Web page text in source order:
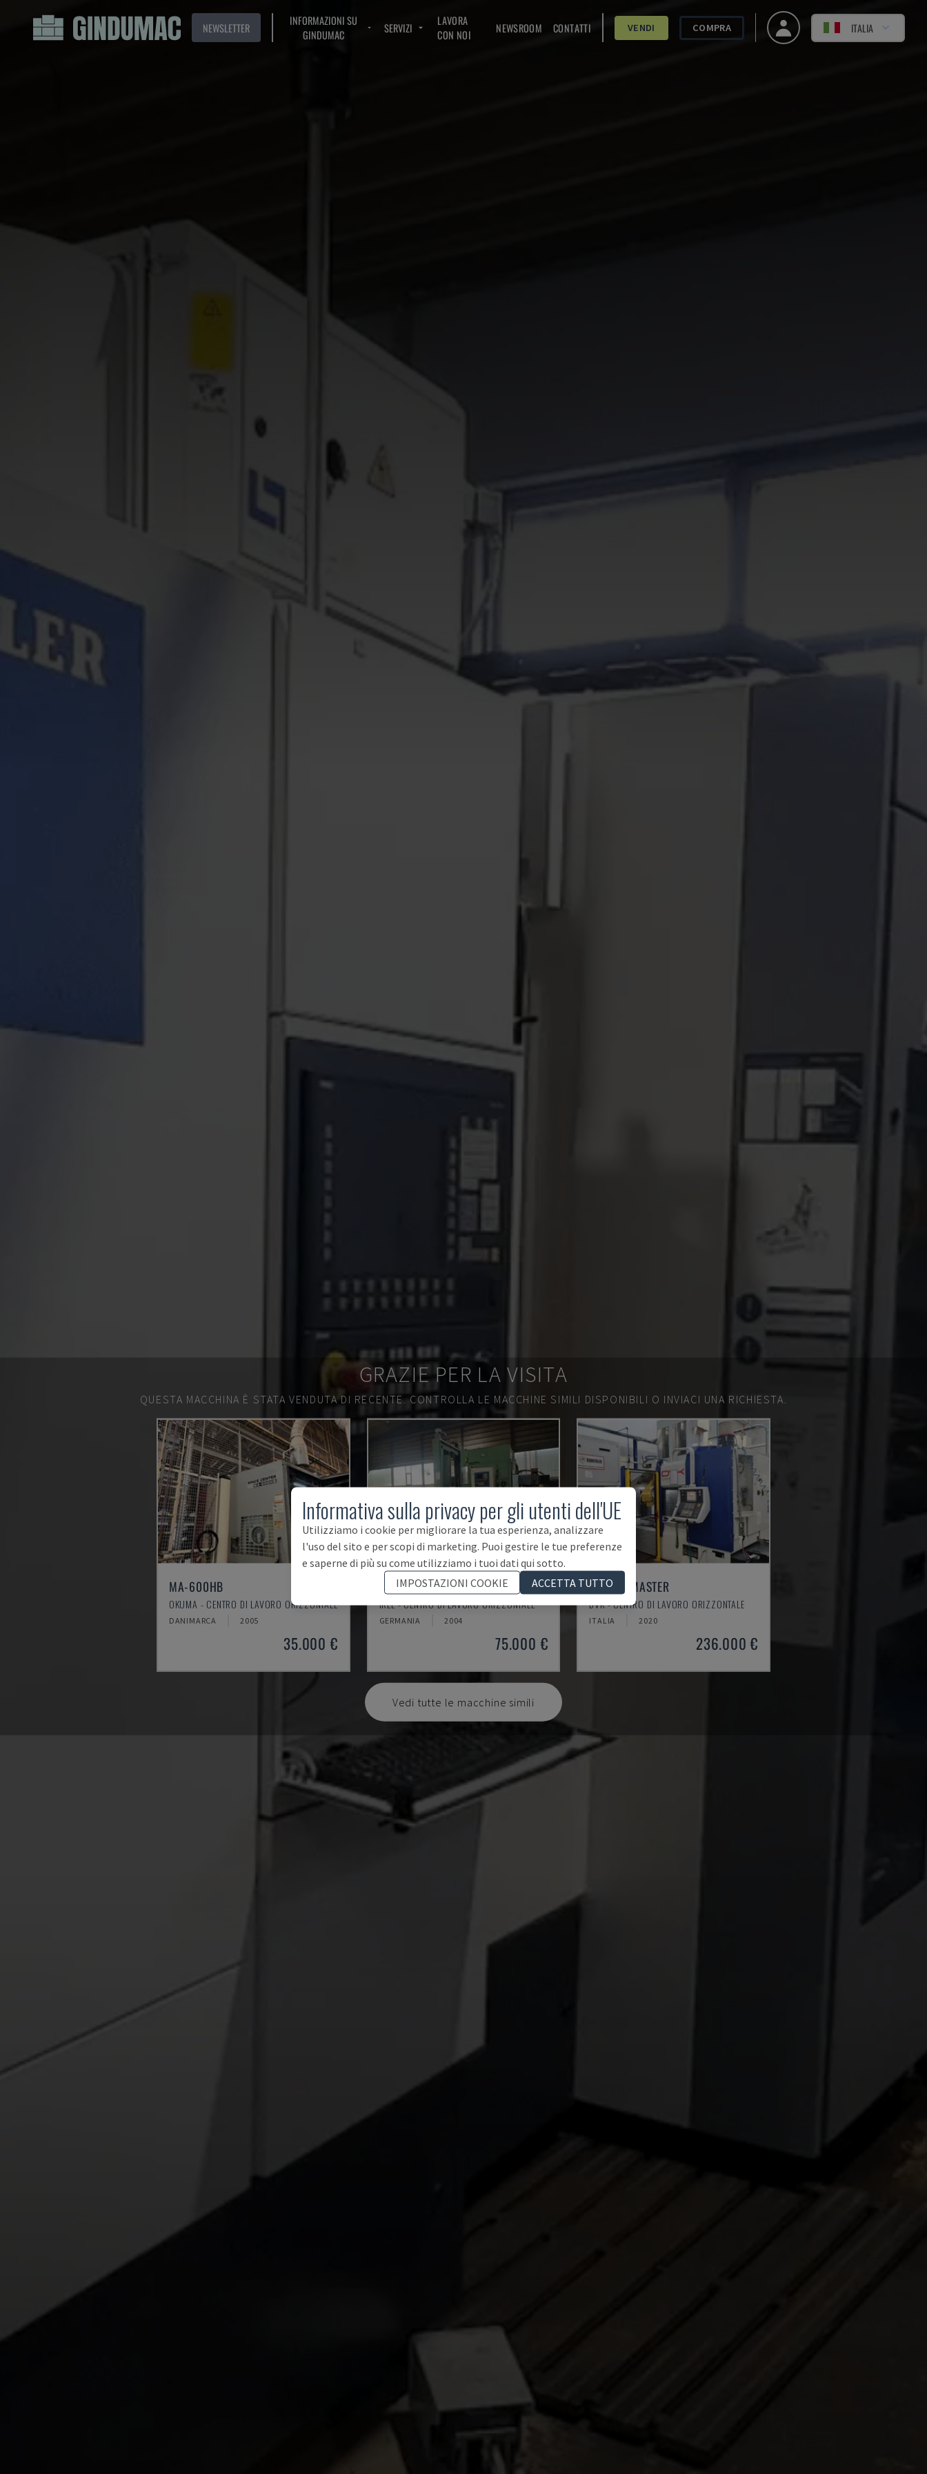
NEWSLETTER
INFORMAZIONI SU
GINDUMAC
SERVIZI
LAVORA
CON NOI
NEWSROOM CONTATTI VENDI COMPRA ITALIA
GRAZIE PER LA VISITA
QUESTA MACCHINA È STATA VENDUTA DI RECENTE. CONTROLLA LE MACCHINE SIMILI DISPONIBILI O INVIACI UNA RICHIESTA.
MA-600HB
OKUMA - CENTRO DI LAVORO ORIZZONTALE
DANIMARCA 2005
35.000 €
IRD 1600 CNC
IRLE - CENTRO DI LAVORO ORIZZONTALE
GERMANIA 2004
75.000 €
SYSTEM MASTER
DVK - CENTRO DI LAVORO ORIZZONTALE
ITALIA 2020
236.000 €
Vedi tutte le macchine simili
Informativa sulla privacy per gli utenti dell'UE
Utilizziamo i cookie per migliorare la tua esperienza, analizzare
l'uso del sito e per scopi di marketing. Puoi gestire le tue preferenze
e saperne di più su come utilizziamo i tuoi dati qui sotto.
IMPOSTAZIONI COOKIE
ACCETTA TUTTO